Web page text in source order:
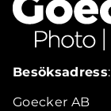
Besöksadress:
Goecker AB